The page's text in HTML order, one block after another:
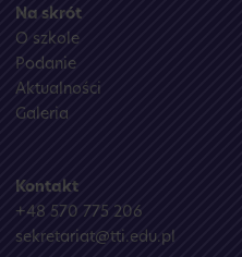
Na skrót
O szkole
Podanie
Aktualności
Galeria
Kontakt
+48 570 775 206
sekretariat@tti.edu.pl